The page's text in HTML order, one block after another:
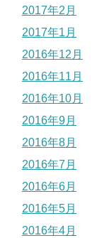
2017年2月
2017年1月
2016年12月
2016年11月
2016年10月
2016年9月
2016年8月
2016年7月
2016年6月
2016年5月
2016年4月